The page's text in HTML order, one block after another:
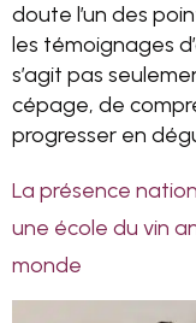
doute l’un des
les témoignages
s’agit pas
cépage, de
progresser en
La présence
une école du vin
monde